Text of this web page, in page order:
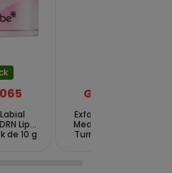
Lip
de 10 g
Gs. 124.729
Exfoliante Corporal
Medicube Kojic Acid
Turmeric Body Peel